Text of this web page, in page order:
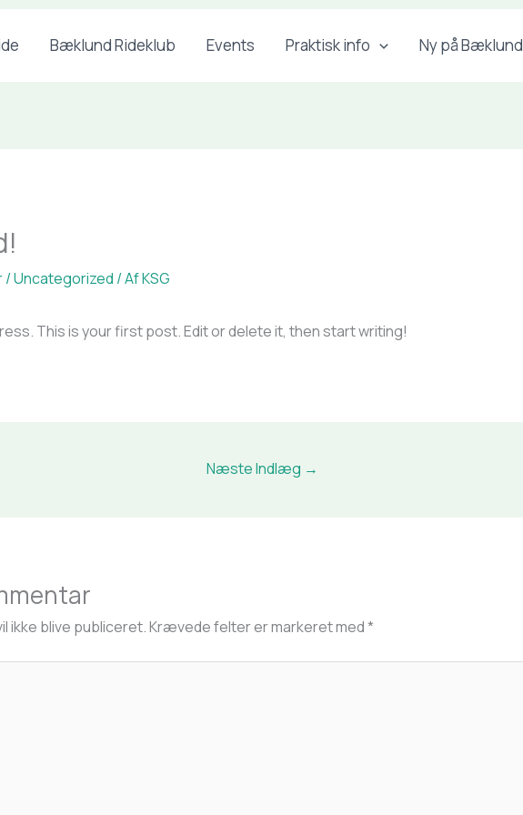
Bæklund Rideklub Events Praktisk info Ny på Bæklund
/Uncategorized / AfKSG
This is your first post. Edit or delete it, then start writing!
Næste Indlæg →
ikke blive publiceret.Krævede felter er markeret med*